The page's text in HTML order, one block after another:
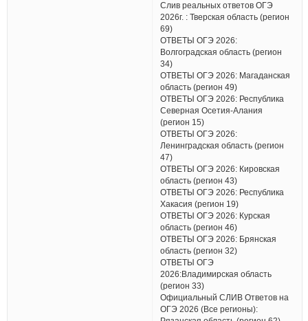
Слив реальных ответов ОГЭ
2026г. : Тверская область (регион
69)
ОТВЕТЫ ОГЭ 2026:
Волгоградская область (регион
34)
ОТВЕТЫ ОГЭ 2026: Магаданская
область (регион 49)
ОТВЕТЫ ОГЭ 2026: Республика
Северная Осетия-Алания
(регион 15)
ОТВЕТЫ ОГЭ 2026:
Ленинградская область (регион
47)
ОТВЕТЫ ОГЭ 2026: Кировская
область (регион 43)
ОТВЕТЫ ОГЭ 2026: Республика
Хакасия (регион 19)
ОТВЕТЫ ОГЭ 2026: Курская
область (регион 46)
ОТВЕТЫ ОГЭ 2026: Брянская
область (регион 32)
ОТВЕТЫ ОГЭ
2026:Владимирская область
(регион 33)
Официальный СЛИВ Ответов на
ОГЭ 2026 (Все регионы):